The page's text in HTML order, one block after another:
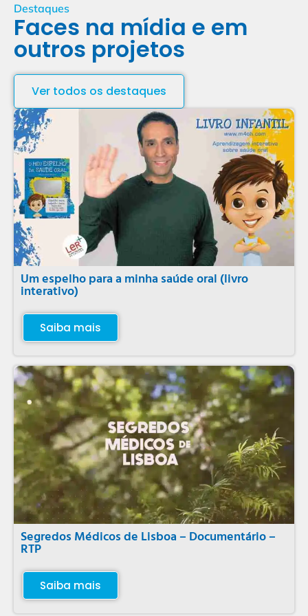
Destaques
Faces na mídia e em
outros projetos
Ver todos os destaques
Um espelho para a minha saúde oral (livro
interativo)
Saiba mais
Segredos Médicos de Lisboa – Documentário –
RTP
Saiba mais